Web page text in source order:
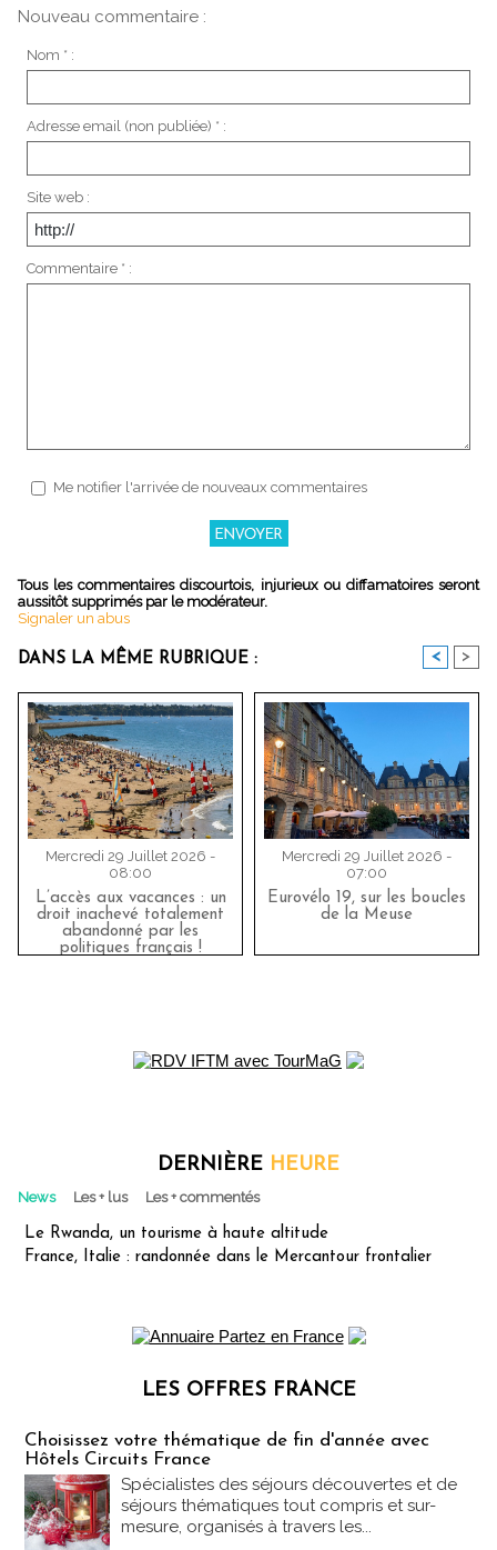
Nouveau commentaire :
Nom * :
Adresse email (non publiée) * :
Site web :
Commentaire * :
Me notifier l'arrivée de nouveaux commentaires
Tous les commentaires discourtois, injurieux ou diffamatoires seront
aussitôt supprimés par le modérateur.
Signaler un abus
DANS LA MÊME RUBRIQUE : < >
Mercredi 29 Juillet 2026 -
08:00
L’accès aux vacances : un
droit inachevé totalement
abandonné par les
politiques français !
Mercredi 29 Juillet 2026 -
07:00
Eurovélo 19, sur les boucles
de la Meuse
DERNIÈRE HEURE
News Les + lus Les + commentés
Le Rwanda, un tourisme à haute altitude
France, Italie : randonnée dans le Mercantour frontalier
LES OFFRES FRANCE
Choisissez votre thématique de fin d'année avec
Hôtels Circuits France
Spécialistes des séjours découvertes et de
séjours thématiques tout compris et sur-
mesure, organisés à travers les...